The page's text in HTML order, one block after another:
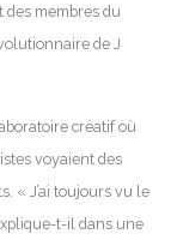
des membres du
de J
créatif où
voyaient des
« J’ai toujours vu le
t-il dans une